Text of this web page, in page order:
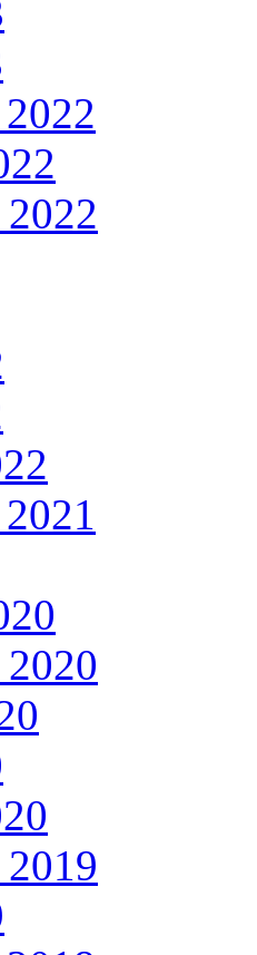
2022
2020
2019